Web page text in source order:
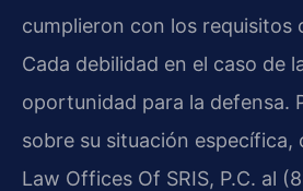
cumplieron con los requisitos
Cada debilidad en el caso de
oportunidad para la defensa.
sobre su situación específica,
Law Offices Of SRIS, P.C. al